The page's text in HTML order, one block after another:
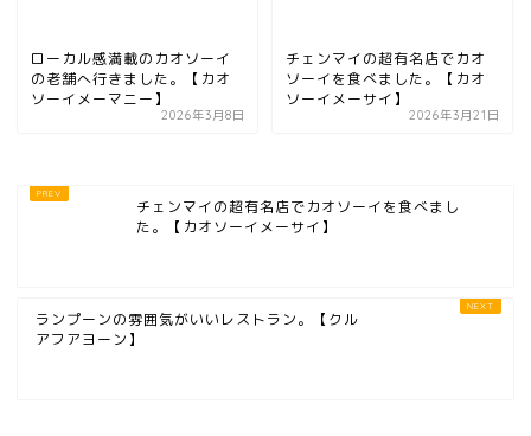
ローカル感満載のカオソーイ
の老舗へ行きました。【カオ
ソーイメーマニー】
2026年3月8日
チェンマイの超有名店でカオ
ソーイを食べました。【カオ
ソーイメーサイ】
2026年3月21日
チェンマイの超有名店でカオソーイを食べまし
た。【カオソーイメーサイ】
ランプーンの雰囲気がいいレストラン。【クル
アフアヨーン】